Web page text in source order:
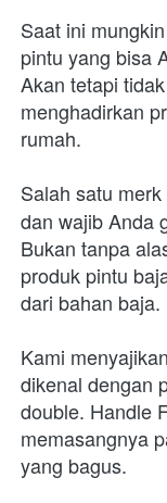
Saat ini
pintu yang bisa
Akan tetapi
menghadirkan
rumah.
Salah satu merk
dan wajib Anda
Bukan tanpa
produk pintu
dari bahan baja.
Kami
dikenal dengan
double. Handle
memasangnya
yang bagus.